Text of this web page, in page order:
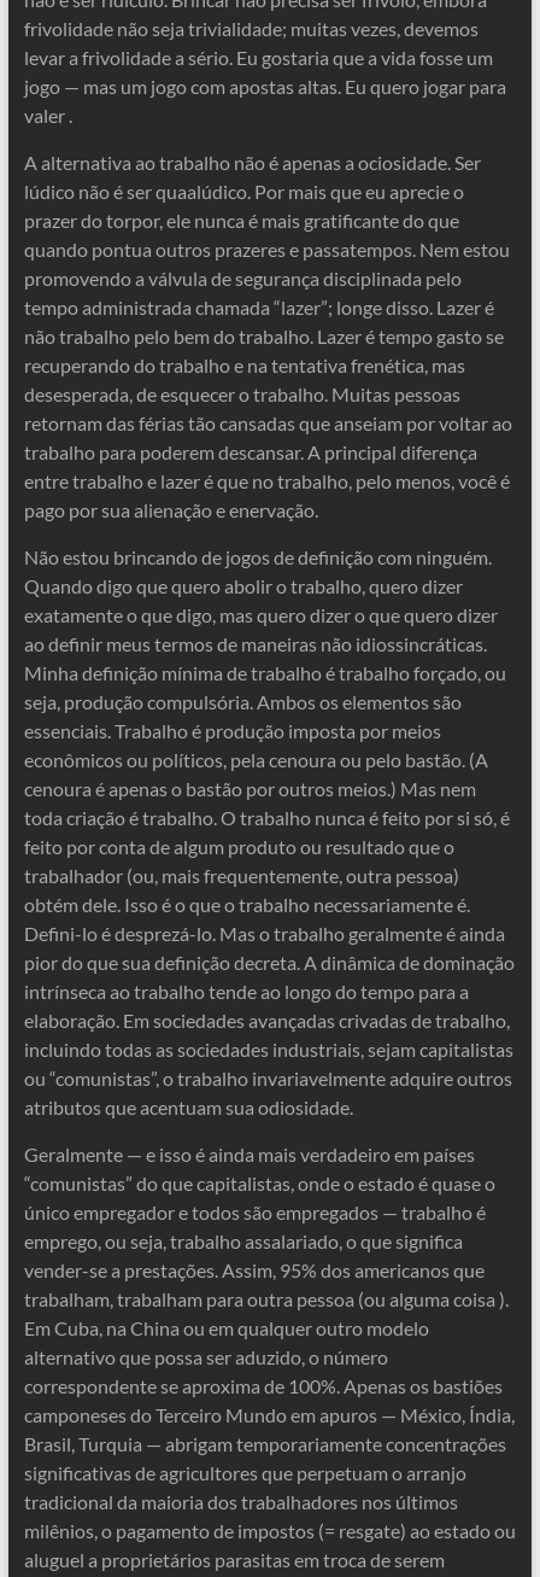
frivolidade não seja trivialidade; muitas vezes, devemos
levar a frivolidade a sério. Eu gostaria que a vida fosse um
jogo — mas um jogo com apostas altas. Eu quero jogar para
valer .
A alternativa ao trabalho não é apenas a ociosidade. Ser
lúdico não é ser quaalúdico. Por mais que eu aprecie o
prazer do torpor, ele nunca é mais gratificante do que
quando pontua outros prazeres e passatempos. Nem estou
promovendo a válvula de segurança disciplinada pelo
tempo administrada chamada “lazer”; longe disso. Lazer é
não trabalho pelo bem do trabalho. Lazer é tempo gasto se
recuperando do trabalho e na tentativa frenética, mas
desesperada, de esquecer o trabalho. Muitas pessoas
retornam das férias tão cansadas que anseiam por voltar ao
trabalho para poderem descansar. A principal diferença
entre trabalho e lazer é que no trabalho, pelo menos, você é
pago por sua alienação e enervação.
Não estou brincando de jogos de definição com ninguém.
Quando digo que quero abolir o trabalho, quero dizer
exatamente o que digo, mas quero dizer o que quero dizer
ao definir meus termos de maneiras não idiossincráticas.
Minha definição mínima de trabalho é trabalho forçado, ou
seja, produção compulsória. Ambos os elementos são
essenciais. Trabalho é produção imposta por meios
econômicos ou políticos, pela cenoura ou pelo bastão. (A
cenoura é apenas o bastão por outros meios.) Mas nem
toda criação é trabalho. O trabalho nunca é feito por si só, é
feito por conta de algum produto ou resultado que o
trabalhador (ou, mais frequentemente, outra pessoa)
obtém dele. Isso é o que o trabalho necessariamente é.
Defini-lo é desprezá-lo. Mas o trabalho geralmente é ainda
pior do que sua definição decreta. A dinâmica de dominação
intrínseca ao trabalho tende ao longo do tempo para a
elaboração. Em sociedades avançadas crivadas de trabalho,
incluindo todas as sociedades industriais, sejam capitalistas
ou “comunistas”, o trabalho invariavelmente adquire outros
atributos que acentuam sua odiosidade.
Geralmente — e isso é ainda mais verdadeiro em países
“comunistas” do que capitalistas, onde o estado é quase o
único empregador e todos são empregados — trabalho é
emprego, ou seja, trabalho assalariado, o que significa
vender-se a prestações. Assim, 95% dos americanos que
trabalham, trabalham para outra pessoa (ou alguma coisa ).
Em Cuba, na China ou em qualquer outro modelo
alternativo que possa ser aduzido, o número
correspondente se aproxima de 100%. Apenas os bastiões
camponeses do Terceiro Mundo em apuros — México, Índia,
Brasil, Turquia — abrigam temporariamente concentrações
significativas de agricultores que perpetuam o arranjo
tradicional da maioria dos trabalhadores nos últimos
milênios, o pagamento de impostos (= resgate) ao estado ou
aluguel a proprietários parasitas em troca de serem